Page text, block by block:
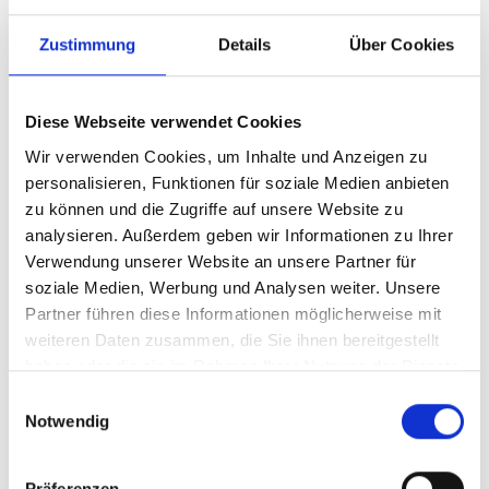
Zustimmung Details Über Cookies
Diese Webseite verwendet Cookies
Wir verwenden Cookies, um Inhalte und Anzeigen zu
personalisieren, Funktionen für soziale Medien anbieten
zu können und die Zugriffe auf unsere Website zu
analysieren. Außerdem geben wir Informationen zu Ihrer
Verwendung unserer Website an unsere Partner für
soziale Medien, Werbung und Analysen weiter. Unsere
Partner führen diese Informationen möglicherweise mit
weiteren Daten zusammen, die Sie ihnen bereitgestellt
haben oder die sie im Rahmen Ihrer Nutzung der Dienste
Notwendig
Beratung Kommunikation
Drei Fragen an Stefan Hoffmann,
Vorstandsvorsitzender, Volksbank Beckum-
Lippstadt eG
Hier geht's zum Interview
Sie haben Fragen? Lassen